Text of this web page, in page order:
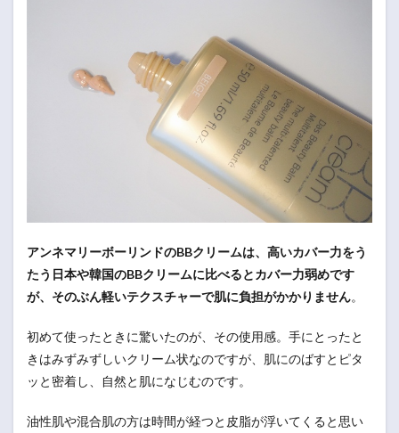
アンネマリーボーリンドのBBクリームは、高いカバー力をう
たう日本や韓国のBBクリームに比べるとカバー力弱めです
が、そのぶん軽いテクスチャーで肌に負担がかかりません。
初めて使ったときに驚いたのが、その使用感。手にとったと
きはみずみずしいクリーム状なのですが、肌にのばすとピタ
ッと密着し、自然と肌になじむのです。
油性肌や混合肌の方は時間が経つと皮脂が浮いてくると思い